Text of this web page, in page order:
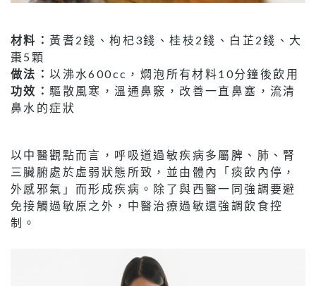
材料： 黃耆2錢、枸杞3錢、桂枝2錢、白芷2錢、大
棗5顆
做法：以沸水600cc，燜泡所有材料10分鐘後飲用
功效： 驅散風寒，溫通鼻竅，改善一直鼻塞，流清
鼻水的症狀
以中醫觀點而言，呼吸道過敏疾病多屬脾、肺、腎
三臟腑處於虛弱狀態所致，並由體內「痰飲內停，
外感邪氣」而形成疾病。除了與西醫一同強調要避
免接觸過敏原之外，中醫治療過敏還強調飲食控
制。